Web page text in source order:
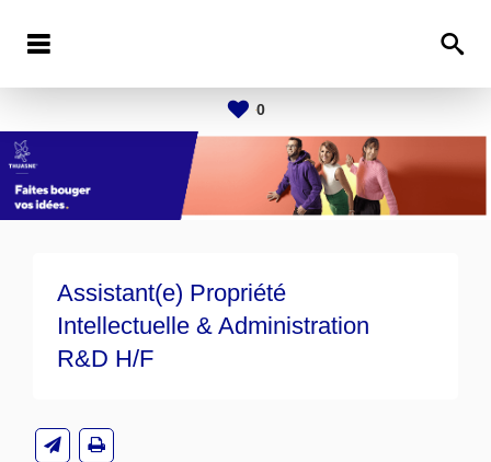
0
Assistant(e) Propriété
Intellectuelle & Administration
R&D H/F